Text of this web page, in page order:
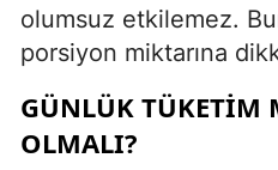
olumsuz etkilemez.
porsiyon miktarına
GÜNLÜK TÜKETIM
OLMALI?